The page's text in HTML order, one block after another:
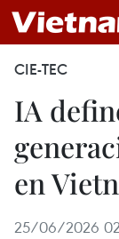
CIE-TEC
IA
en
25/06/2026